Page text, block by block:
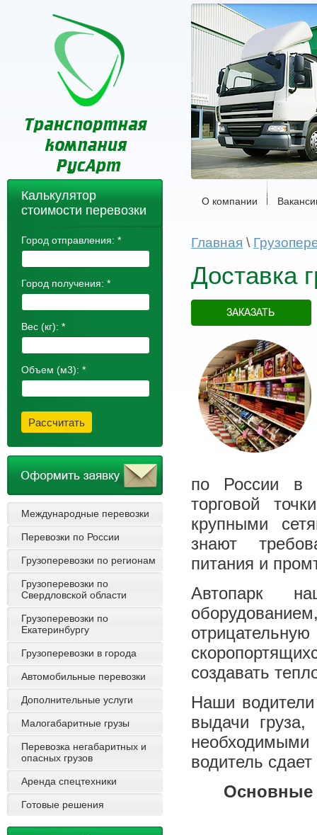
О компании
Главная \
Доставка
по России в
торговой
крупными
знают
питания и
Автопарк
создавать
Наши
выдачи груза,
водитель
Основные
Калькулятор
стоимости перевозки
Город отправления: *
Город получения: *
Вес (кг): *
Объем (м3): *
Рассчитать
Международные перевозки
Перевозки по России
Грузоперевозки по регионам
Грузоперевозки по
Свердловской области
Грузоперевозки по
Екатеринбургу
Грузоперевозки в города
Автомобильные перевозки
Дополнительные услуги
Малогабаритные грузы
Перевозка негабаритных и
опасных грузов
Аренда спецтехники
Готовые решения